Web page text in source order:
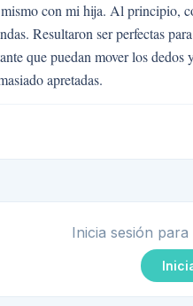
con mi hija. Al principio,
Resultaron ser perfectas
que puedan mover los
apretadas.
Inicia sesión